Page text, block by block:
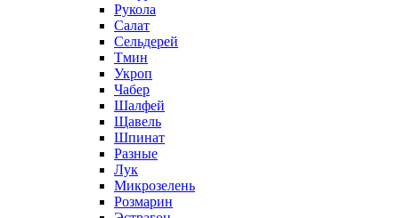
Рукола
Салат
Сельдерей
Тмин
Укроп
Чабер
Шалфей
Щавель
Шпинат
Разные
Лук
Микрозелень
Розмарин